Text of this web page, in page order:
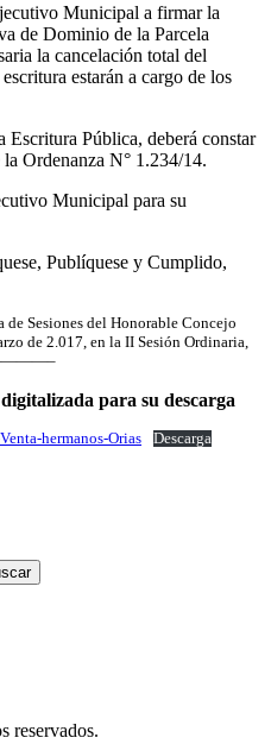
Municipal a firmar la
de Dominio de la Parcela
la cancelación total del
estarán a cargo de los
Escritura Pública, deberá constar
Ordenanza N° 1.234/14.
Municipal para su
Publíquese y Cumplido,
de Sesiones del Honorable Concejo
de 2.017, en la II Sesión Ordinaria,
para su descarga
hermanos-Orias Descarga
reservados.